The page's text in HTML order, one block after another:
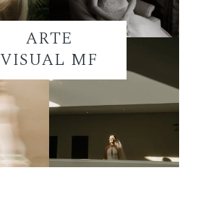
ARTE
VISUAL MF